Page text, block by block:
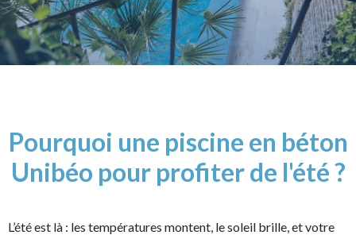
Pourquoi une piscine en béton
Unibéo pour profiter de l'été ?
L’été est là : les températures montent, le soleil brille, et votre